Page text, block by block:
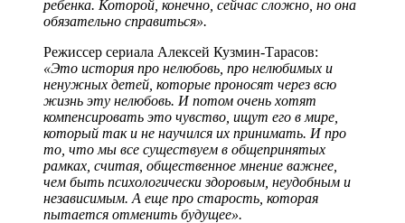
ребенка. Которой, конечно, сейчас сложно, но она
обязательно справиться».
Режиссер сериала Алексей Кузмин-Тарасов:
«Это история про нелюбовь, про нелюбимых и
ненужных детей, которые проносят через всю
жизнь эту нелюбовь. И потом очень хотят
компенсировать это чувство, ищут его в мире,
который так и не научился их принимать. И про
то, что мы все существуем в общепринятых
рамках, считая, общественное мнение важнее,
чем быть психологически здоровым, неудобным и
независимым. А еще про старость, которая
пытается отменить будущее».